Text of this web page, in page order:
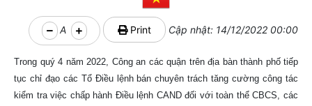
A Print Cập nhật: 14/12/2022 00:00
Trong quý 4 năm 2022, Công an các quận trên địa bàn thành phố tiếp
tục chỉ đạo các Tổ Điều lệnh bán chuyên trách tăng cường công tác
kiểm tra việc chấp hành Điều lệnh CAND đối với toàn thể CBCS, các